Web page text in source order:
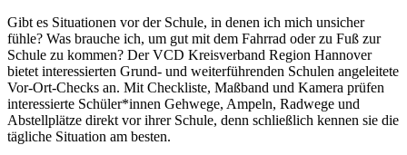
Gibt es Situationen vor der Schule, in denen ich mich unsicher
fühle? Was brauche ich, um gut mit dem Fahrrad oder zu Fuß zur
Schule zu kommen? Der VCD Kreisverband Region Hannover
bietet interessierten Grund- und weiterführenden Schulen angeleitete
Vor-Ort-Checks an. Mit Checkliste, Maßband und Kamera prüfen
interessierte Schüler*innen Gehwege, Ampeln, Radwege und
Abstellplätze direkt vor ihrer Schule, denn schließlich kennen sie die
tägliche Situation am besten.